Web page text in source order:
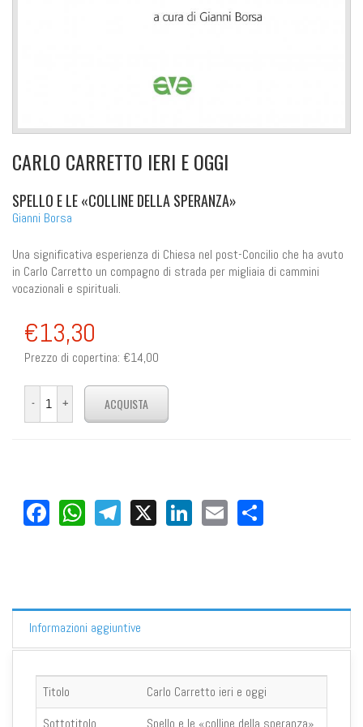
CARLO CARRETTO IERI E OGGI
SPELLO E LE «COLLINE DELLA SPERANZA»
Gianni Borsa
Una significativa esperienza di Chiesa nel post-Concilio che ha avuto
in Carlo Carretto un compagno di strada per migliaia di cammini
vocazionali e spirituali.
€13,30
Prezzo di copertina: €14,00
Facebook
WhatsApp
Telegram
X LinkedIn
Email
Informazioni aggiuntive
Titolo
Carlo Carretto ieri e oggi